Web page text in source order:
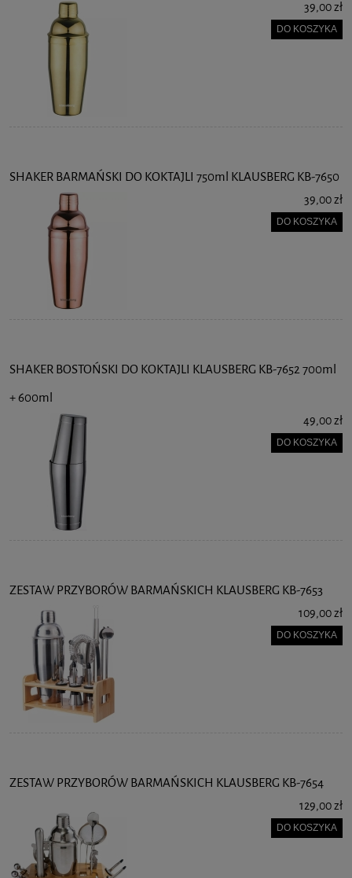
39,00 zł
DO KOSZYKA
SHAKER BARMAŃSKI DO KOKTAJLI 750ml KLAUSBERG KB-7650
39,00 zł
DO KOSZYKA
SHAKER BOSTOŃSKI DO KOKTAJLI KLAUSBERG KB-7652 700ml
+ 600ml
49,00 zł
DO KOSZYKA
ZESTAW PRZYBORÓW BARMAŃSKICH KLAUSBERG KB-7653
109,00 zł
DO KOSZYKA
ZESTAW PRZYBORÓW BARMAŃSKICH KLAUSBERG KB-7654
129,00 zł
DO KOSZYKA